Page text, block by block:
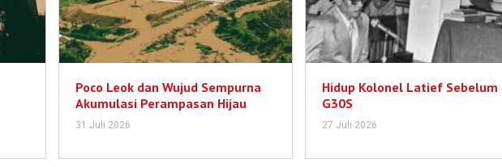
Poco Leok dan Wujud Sempurna
Akumulasi Perampasan Hijau
31 Juli 2026
Hidup Kolonel Latief Sebelum
G30S
27 Juli 2026